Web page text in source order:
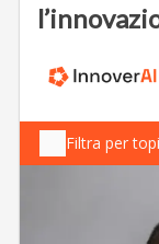
Filtra per